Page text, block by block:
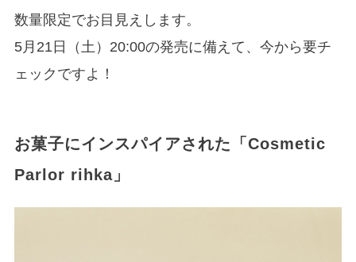
数量限定でお目見えします。
5月21日（土）20:00の発売に備えて、今から要チ
ェックですよ！
お菓子にインスパイアされた「Cosmetic
Parlor rihka」